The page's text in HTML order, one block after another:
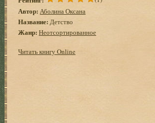
Автор: Аболина Оксана
Название: Детство
Жанр: Неотсортированное
Читать книгу Online